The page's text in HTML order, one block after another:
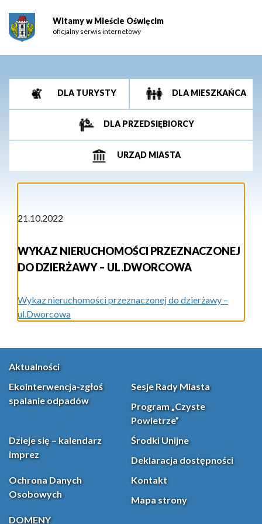
Witamy w Mieście Oświęcim
oficjalny serwis internetowy
DLA TURYSTY DLA MIESZKAŃCA
DLA PRZEDSIĘBIORCY
URZĄD MIASTA
21.10.2022
WYKAZ NIERUCHOMOŚCI PRZEZNACZONEJ
DO DZIERŻAWY – UL.DWORCOWA
Wykaz nieruchomości przeznaczonej do dzierżawy –
ul.Dworcowa
Aktualności
Ekointerwencja-zgłoś
spalanie odpadów
Sesje Rady Miasta
Program „Czyste
Powietrze”
Dzieje się – kalendarz
imprez
Środki Unijne
Deklaracja dostępności
Ochrona Danych
Osobowych
Kontakt
Mapa strony
DOMENY